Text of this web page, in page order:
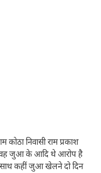
कोठा निवासी राम प्रकाश
वह जुआ के आदि थे आरोप है
साथ कहीं जुआ खेलने दो दिन